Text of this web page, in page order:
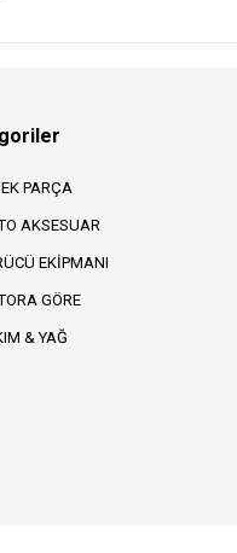
PARÇA
AKSESUAR
EKİPMANI
GÖRE
& YAĞ